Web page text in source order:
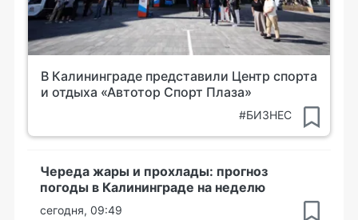
В Калининграде представили Центр спорта
и отдыха «Автотор Спорт Плаза»
#БИЗНЕС
Череда жары и прохлады: прогноз
погоды в Калининграде на неделю
сегодня, 09:49